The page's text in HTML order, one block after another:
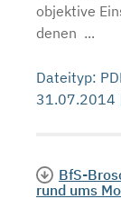
objektive
denen ...
Dateityp:
31.07.2014
BfS-
rund ums